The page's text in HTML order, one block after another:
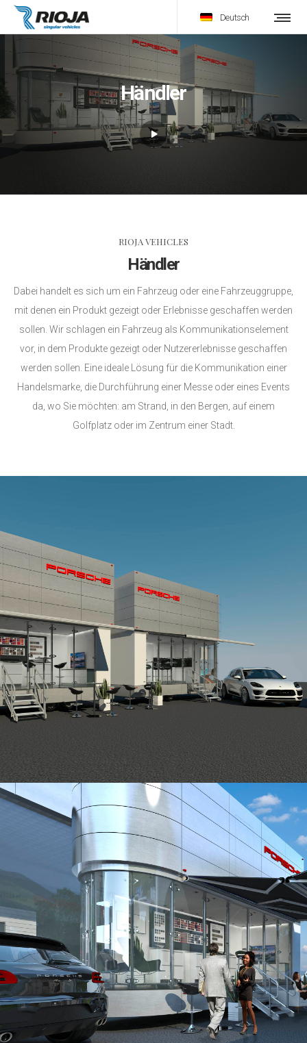
Deutsch
Händler
RIOJA VEHICLES
Händler
Dabei handelt es sich um ein Fahrzeug oder eine Fahrzeuggruppe,
mit denen ein Produkt gezeigt oder Erlebnisse geschaffen werden
sollen. Wir schlagen ein Fahrzeug als Kommunikationselement
vor, in dem Produkte gezeigt oder Nutzererlebnisse geschaffen
werden sollen. Eine ideale Lösung für die Kommunikation einer
Handelsmarke, die Durchführung einer Messe oder eines Events
da, wo Sie möchten: am Strand, in den Bergen, auf einem
Golfplatz oder im Zentrum einer Stadt.